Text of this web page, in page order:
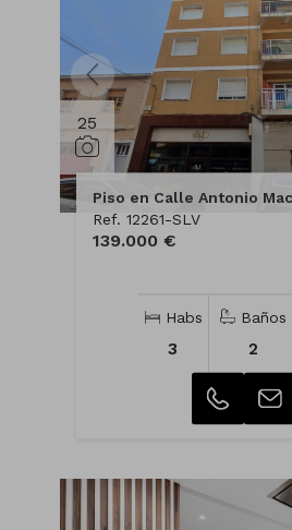
25
Piso en Calle Antonio
Ref. 12261-SLV
139.000 €
Habs
3
Baños
2